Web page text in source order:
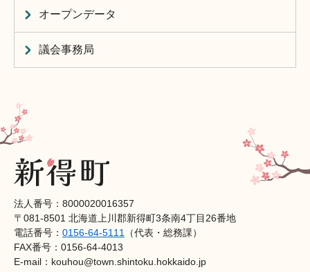
オープンデータ
議会事務局
法人番号：8000020016357
〒081-8501 北海道上川郡新得町3条南4丁目26番地
電話番号： 0156-64-5111
（代表・総務課）
FAX番号：0156-64-4013
E-mail：kouhou@town.shintoku.hokkaido.jp